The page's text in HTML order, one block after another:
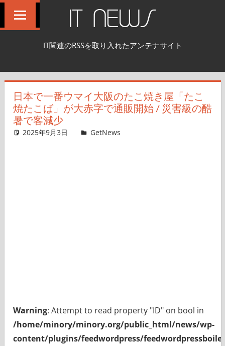
へ
IT NEWS
IT関連のRSSを取り入れたアンテナサイト
日本で一番ウマイ大阪のたこ焼き屋「たこ
焼たこば」が大赤字で通販開始 / 災害級の酷
暑で客減少
2025年9月3日 GetNews
Warning: Attempt to read property "ID" on bool in
/home/minory/minory.org/public_html/news/wp-
content/plugins/feedwordpress/